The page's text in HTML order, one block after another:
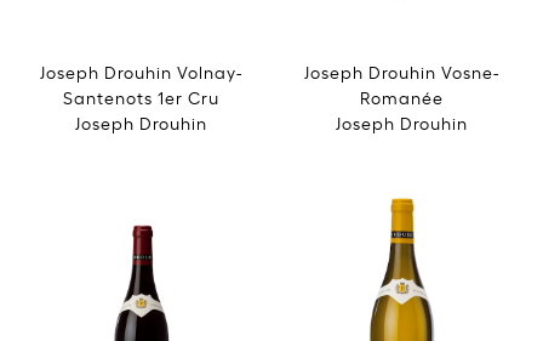
Joseph Drouhin Volnay-
Santenots 1er Cru
Joseph Drouhin
Joseph Drouhin Vosne-
Romanée
Joseph Drouhin